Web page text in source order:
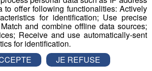
on vous offre vos entrées pour vous
de votre choix pourWALIBI RHONE
tester pour vousVerticalp Émosson,
Trient:
to offer following functionalities: Actively
for identification; Use precise
and combine offline data sources;
Receive and use automatically-sent
for identification.
JE REFUSE